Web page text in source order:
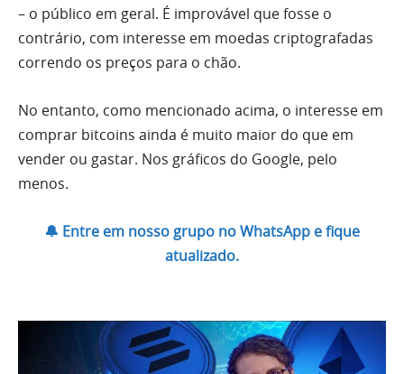
– o público em geral. É improvável que fosse o
contrário, com interesse em moedas criptografadas
correndo os preços para o chão.
No entanto, como mencionado acima, o interesse em
comprar bitcoins ainda é muito maior do que em
vender ou gastar. Nos gráficos do Google, pelo
menos.
🔔 Entre em nosso grupo no WhatsApp e fique
atualizado.